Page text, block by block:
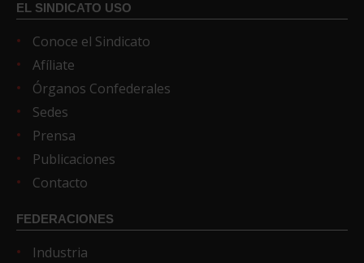
EL SINDICATO USO
Conoce el Sindicato
Afíliate
Órganos Confederales
Sedes
Prensa
Publicaciones
Contacto
FEDERACIONES
Industria